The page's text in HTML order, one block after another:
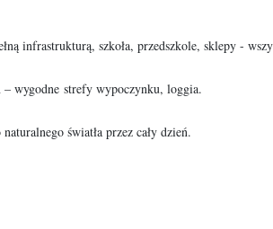
infrastrukturą, szkoła, przedszkole, sklepy -
– wygodne strefy wypoczynku, loggia.
światła przez cały dzień.